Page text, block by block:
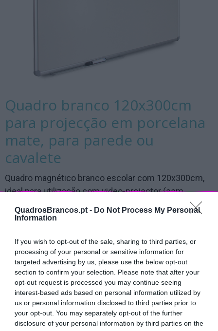
QuadrosBrancos.pt - Do Not Process My Personal
Information
If you wish to opt-out of the sale, sharing to third parties, or
processing of your personal or sensitive information for
targeted advertising by us, please use the below opt-out
section to confirm your selection. Please note that after your
opt-out request is processed you may continue seeing
interest-based ads based on personal information utilized by
us or personal information disclosed to third parties prior to
your opt-out. You may separately opt-out of the further
disclosure of your personal information by third parties on the
Quadro branco 120x300cm
para projecção em porcelana
mate, para parede ou
cavalete
Quadro magnético branco escolar com 120x300cm,
ideal para utilização com video-projector (sem
marcador, com 1 face em porcelana mate, para
com rodas.
Tamanho
Material
Porcelana mate
Moldura
indiferente (cinza ou branco)
cinza
Opcionais
sem cavalete disponível
4 marcadores e apagador